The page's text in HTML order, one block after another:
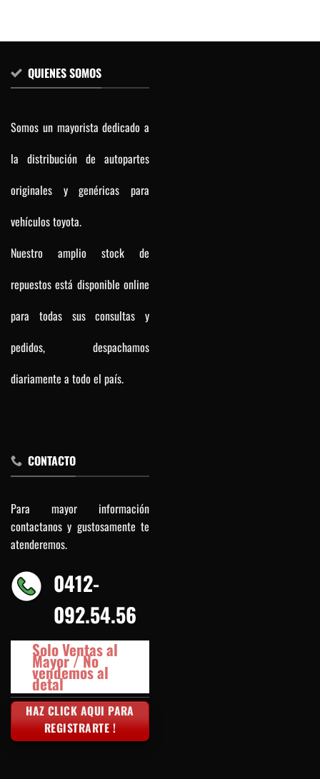
QUIENES SOMOS
Somos un mayorista dedicado a
la distribución de autopartes
originales y genéricas para
vehículos toyota.
Nuestro amplio stock de
repuestos está disponible online
para todas sus consultas y
pedidos, despachamos
diariamente a todo el país.
CONTACTO
Para mayor información
contactanos y gustosamente te
atenderemos.
0412-
092.54.56
Solo Ventas al
Mayor / No
vendemos al
detal
HAZ CLICK AQUI PARA
REGISTRARTE !